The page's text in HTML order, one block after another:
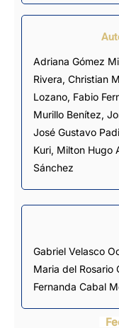
Adriana Gómez
Rivera, Christian
Lozano, Fabio
Murillo Benítez,
José Gustavo
Kuri, Milton Hugo
Sánchez
Gabriel Velasco Ocampo, John Harold Suarez Vargas,
Maria del Rosario
Fernanda Cabal